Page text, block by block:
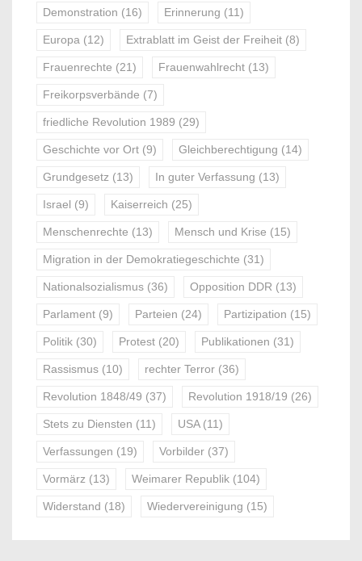
Demonstration (16) Erinnerung (11)
Europa (12) Extrablatt im Geist der Freiheit (8)
Frauenrechte (21) Frauenwahlrecht (13)
Freikorpsverbände (7)
friedliche Revolution 1989 (29)
Geschichte vor Ort (9) Gleichberechtigung (14)
Grundgesetz (13) In guter Verfassung (13)
Israel (9) Kaiserreich (25)
Menschenrechte (13) Mensch und Krise (15)
Migration in der Demokratiegeschichte (31)
Nationalsozialismus (36) Opposition DDR (13)
Parlament (9) Parteien (24) Partizipation (15)
Politik (30) Protest (20) Publikationen (31)
Rassismus (10) rechter Terror (36)
Revolution 1848/49 (37) Revolution 1918/19 (26)
Stets zu Diensten (11) USA(11)
Verfassungen (19) Vorbilder (37)
Vormärz (13) Weimarer Republik (104)
Widerstand (18) Wiedervereinigung (15)